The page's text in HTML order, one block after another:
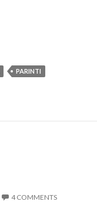
PARINTI
4 COMMENTS